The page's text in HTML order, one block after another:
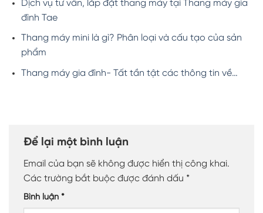
Dịch vụ tư vấn, lắp đặt thang máy tại Thang máy gia
đình Tae
Thang máy mini là gì? Phân loại và cấu tạo của sản
phẩm
Thang máy gia đình- Tất tần tật các thông tin về…
Để lại một bình luận
Email của bạn sẽ không được hiển thị công khai.
Các trường bắt buộc được đánh dấu *
Bình luận *